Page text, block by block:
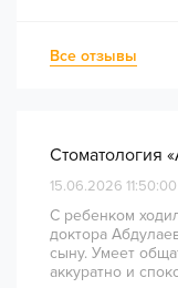
непростое
комфортно и
Все отзывы
Стоматология
15.06.2026 11:50:00
С ребенком
доктора
сыну. Умеет
аккуратно и